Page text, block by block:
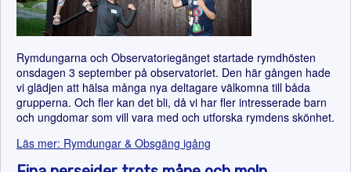
Rymdungarna och Observatoriegänget startade rymdhösten
onsdagen 3 september på observatoriet. Den här gången hade
vi glädjen att hälsa många nya deltagare välkomna till båda
grupperna. Och fler kan det bli, då vi har fler intresserade barn
och ungdomar som vill vara med och utforska rymdens skönhet.
Läs mer: Rymdungar & Obsgäng igång